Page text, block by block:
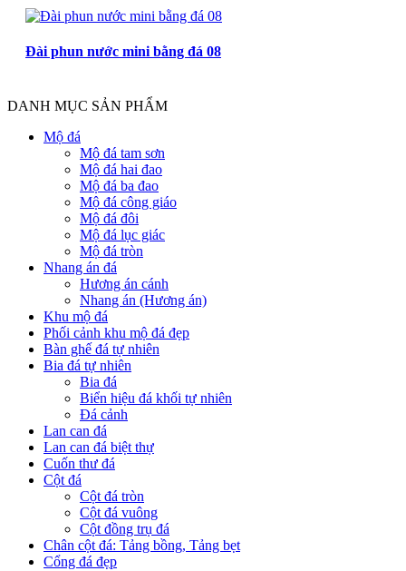
Đài phun nước mini bằng đá 08
DANH MỤC SẢN PHẨM
Mộ đá
Mộ đá tam sơn
Mộ đá hai đao
Mộ đá ba đao
Mộ đá công giáo
Mộ đá đôi
Mộ đá lục giác
Mộ đá tròn
Nhang án đá
Hương án cánh
Nhang án (Hương án)
Khu mộ đá
Phối cảnh khu mộ đá đẹp
Bàn ghế đá tự nhiên
Bia đá tự nhiên
Bia đá
Biển hiệu đá khối tự nhiên
Đá cảnh
Lan can đá
Lan can đá biệt thự
Cuốn thư đá
Cột đá
Cột đá tròn
Cột đá vuông
Cột đồng trụ đá
Chân cột đá: Tảng bồng, Tảng bẹt
Cổng đá đẹp